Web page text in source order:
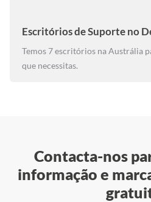
Escritórios de Suporte no
Temos 7 escritórios na Austrália
que necessitas.
Contacta-nos
informação e